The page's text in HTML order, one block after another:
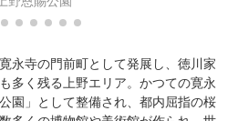
永寺の門前町として発展し、徳川家
多く残る上野エリア。かつての寛永
園」として整備され、都内屈指の桜